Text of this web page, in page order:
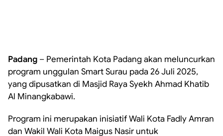
Padang – Pemerintah Kota Padang akan meluncurkan
program unggulan Smart Surau pada 26 Juli 2025,
yang dipusatkan di Masjid Raya Syekh Ahmad Khatib
Al Minangkabawi.
Program ini merupakan inisiatif Wali Kota Fadly Amran
dan Wakil Wali Kota Maigus Nasir untuk